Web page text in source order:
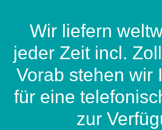
Wir liefern
jeder Zeit incl.
Vorab stehen wir
für eine
zur